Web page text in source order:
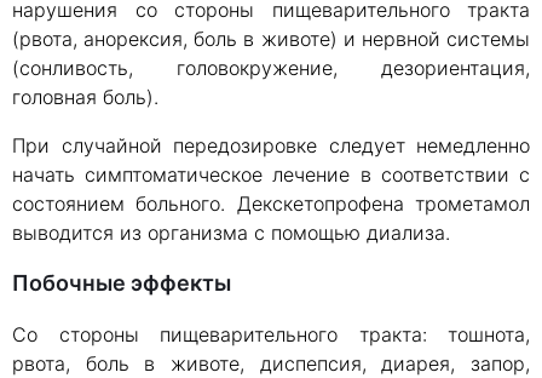
нарушения со стороны пищеварительного тракта
(рвота, анорексия, боль в животе) и нервной системы
(сонливость, головокружение, дезориентация,
головная боль).
При случайной передозировке следует немедленно
начать симптоматическое лечение в соответствии с
состоянием больного. Декскетопрофена трометамол
выводится из организма с помощью диализа.
Побочные эффекты
Со стороны пищеварительного тракта: тошнота,
рвота, боль в животе, диспепсия, диарея, запор,